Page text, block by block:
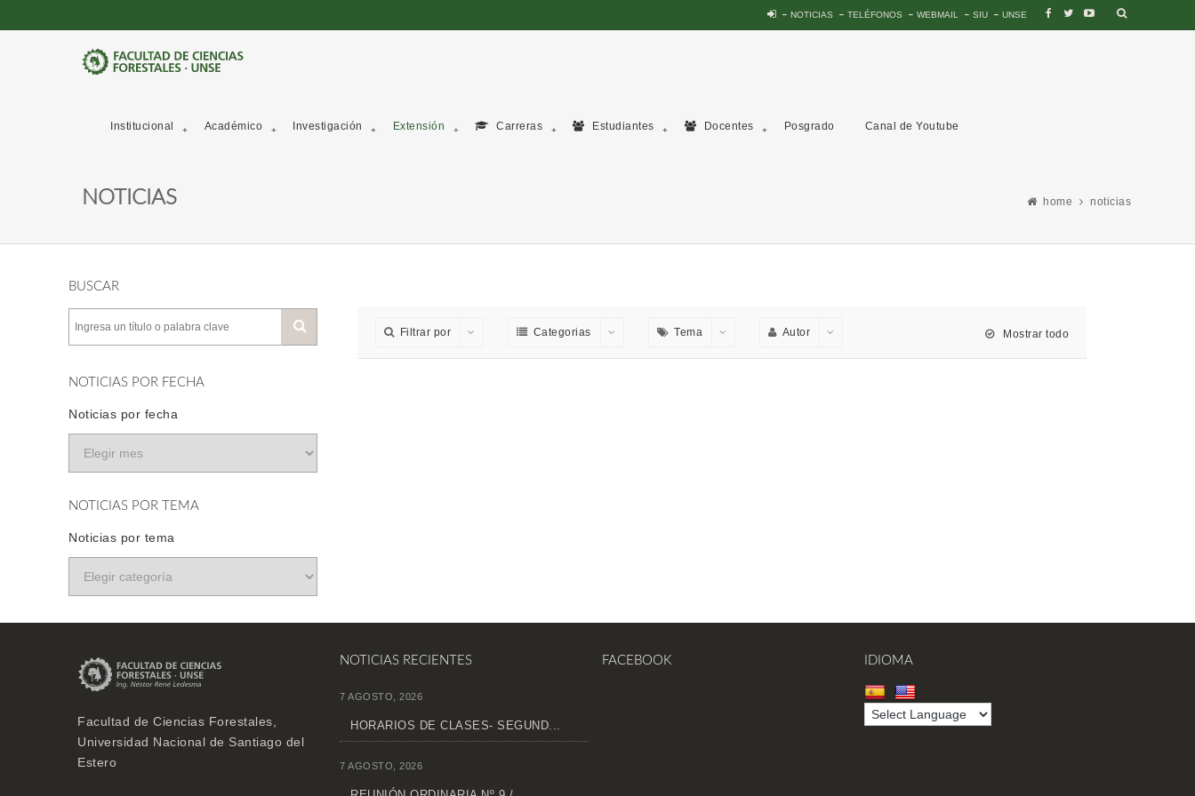
NOTICIAS TELÉFONOS WEBMAIL SIU UNSE
Institucional Académico Investigación Extensión Carreras Estudiantes Docentes Posgrado Canal de Youtube
NOTICIAS home noticias
BUSCAR
NOTICIAS POR FECHA
Noticias por fecha
NOTICIAS POR TEMA
Noticias por tema
Filtrar por Categorias Tema Autor Mostrar todo
Facultad de Ciencias Forestales,
Universidad Nacional de Santiago del
Estero
NOTICIAS RECIENTES
7 AGOSTO, 2026
HORARIOS DE CLASES- SEGUND...
7 AGOSTO, 2026
FACEBOOK IDIOMA